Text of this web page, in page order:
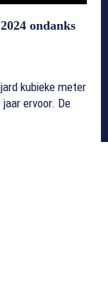
ondanks
kubieke meter
ervoor. De